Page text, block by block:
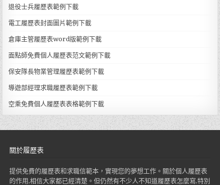
退役士兵履歷表範例下載
電工履歷表封面圖片範例下載
倉庫主管履歷表word版範例下載
面點師免費個人履歷表范文範例下載
保安隊長物業管理履歷表範例下載
導遊部經理求職履歷表範例下載
空乘免費個人履歷表表格範例下載
關於履歷表
提供免費的履歷表和求職信範本，實現您的夢想工作。關於個人履歷表
的作用,相信大家都已經清楚。但仍然有不少人不知道履歷表怎麼寫,特別